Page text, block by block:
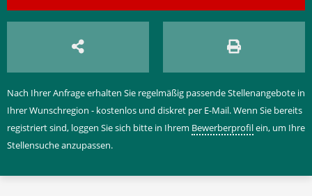
Nach Ihrer Anfrage erhalten Sie regelmäßig passende Stellenangebote in
Ihrer Wunschregion - kostenlos und diskret per E-Mail. Wenn Sie bereits
registriert sind, loggen Sie sich bitte in Ihrem Bewerberprofilein, um Ihre
Stellensuche anzupassen.